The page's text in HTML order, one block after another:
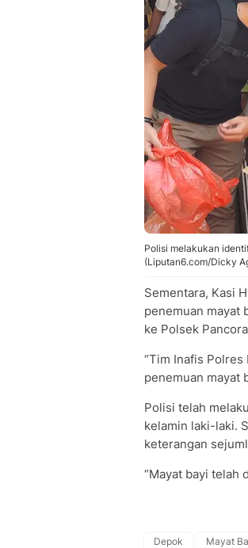
Polisi melakukan
(Liputan6.com/Dicky
Sementara, Kasi
penemuan mayat
ke Polsek
“Tim Inafis
penemuan mayat
Polisi telah
kelamin laki-laki.
keterangan
“Mayat bayi telah
Depok Mayat